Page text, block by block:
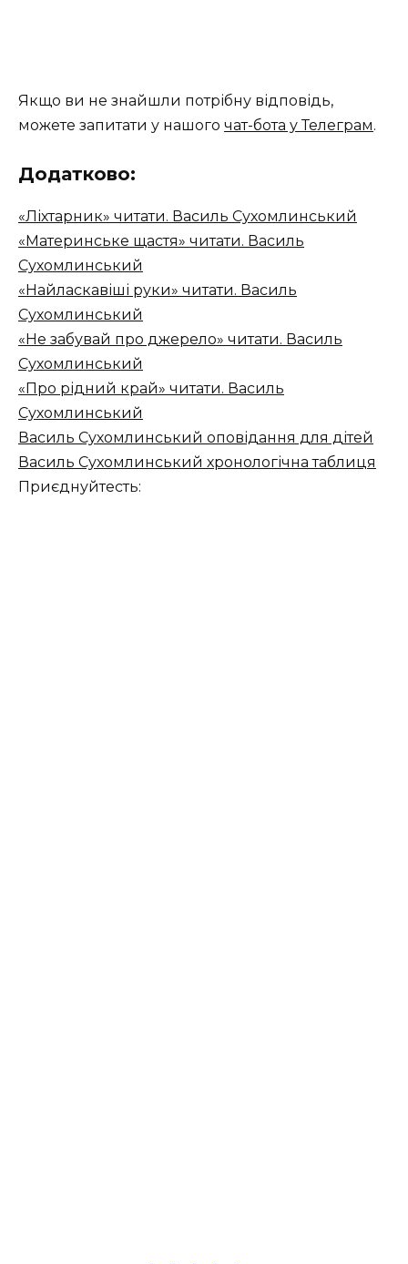
Якщо ви не знайшли потрібну відповідь,
можете запитати у нашого чат-бота у Телеграм.
Додатково:
«Ліхтарник» читати. Василь Сухомлинський
«Материнське щастя» читати. Василь
Сухомлинський
«Найласкавіші руки» читати. Василь
Сухомлинський
«Не забувай про джерело» читати. Василь
Сухомлинський
«Про рідний край» читати. Василь
Сухомлинський
Василь Сухомлинський оповідання для дітей
Василь Сухомлинський хронологічна таблиця
Приєднуйтесть: